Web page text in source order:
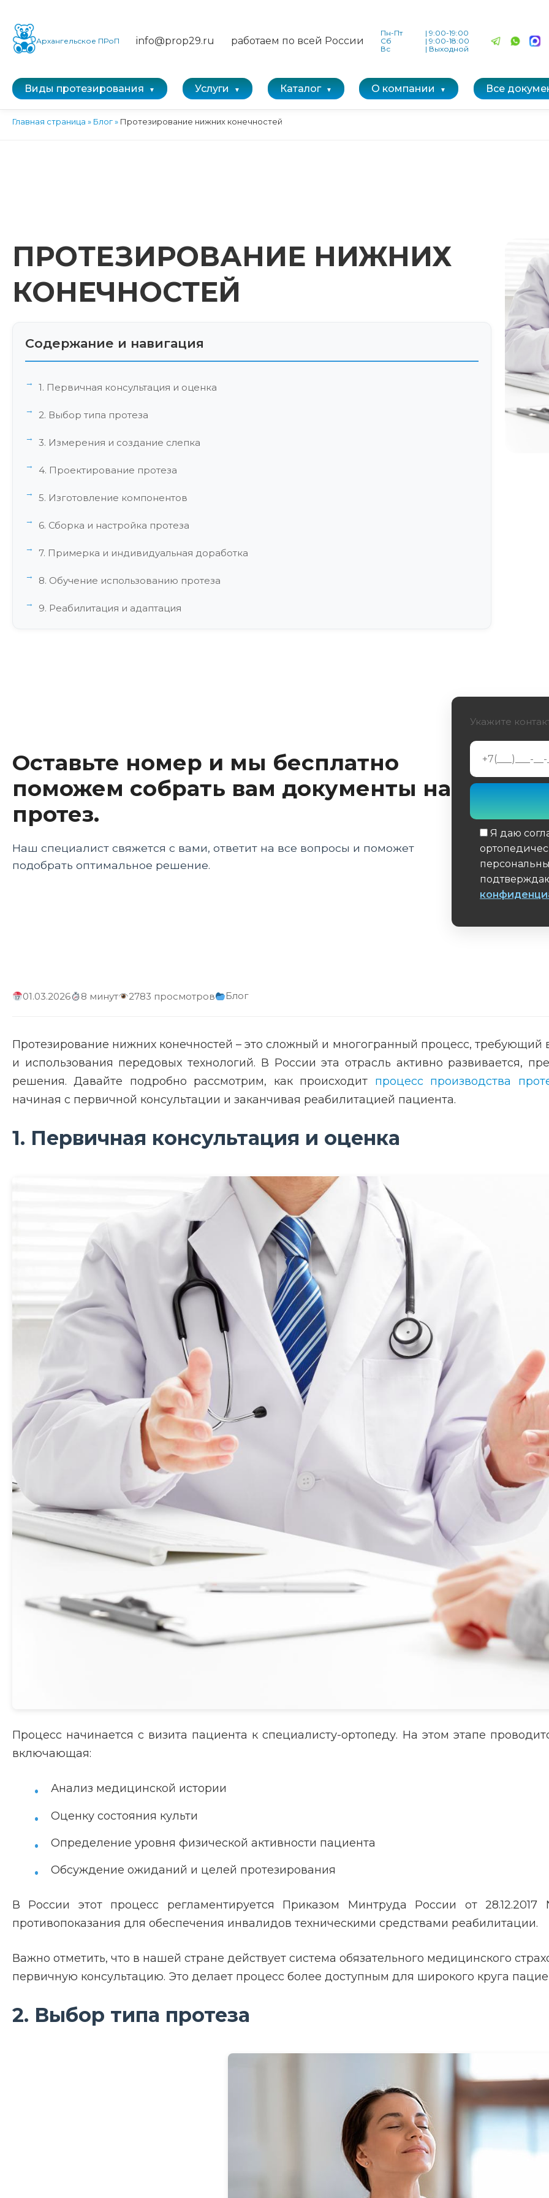
Архангельское ПРоП info@prop29.ru работаем по всей России
Пн-Пт | 9:00-19:00
Сб
| 9:00-18:00
Вс
| Выходной
Виды протезирования Услуги Каталог О компании Все
Главная страница » Блог» Протезирование нижних конечностей
ПРОТЕЗИРОВАНИЕ НИЖНИХ
КОНЕЧНОСТЕЙ
Содержание и навигация
1. Первичная консультация и оценка
2. Выбор типа протеза
3. Измерения и создание слепка
4. Проектирование протеза
5. Изготовление компонентов
6. Сборка и настройка протеза
7. Примерка и индивидуальная доработка
8. Обучение использованию протеза
9. Реабилитация и адаптация
Оставьте номер и мы бесплатно
поможем собрать вам документы на
протез.
Наш специалист свяжется с вами, ответит на все вопросы и поможет
подобрать оптимальное решение.
Укажите
Я даю
01.03.2026 8 минут 2783 просмотров Блог
Протезирование нижних конечностей – это сложный и многогранный процесс, требующий
и использования передовых технологий. В России эта отрасль активно развивается,
решения. Давайте подробно рассмотрим, как происходит процесс производства
начиная с первичной консультации и заканчивая реабилитацией пациента.
1. Первичная консультация и оценка
Процесс начинается с визита пациента к специалисту-ортопеду. На этом этапе
включающая:
Анализ медицинской истории
Оценку состояния культи
Определение уровня физической активности пациента
Обсуждение ожиданий и целей протезирования
В России этот процесс регламентируется Приказом Минтруда России от
противопоказания для обеспечения инвалидов техническими средствами реабилитации.
Важно отметить, что в нашей стране действует система обязательного медицинского
первичную консультацию. Это делает процесс более доступным для широкого круга
2. Выбор типа протеза